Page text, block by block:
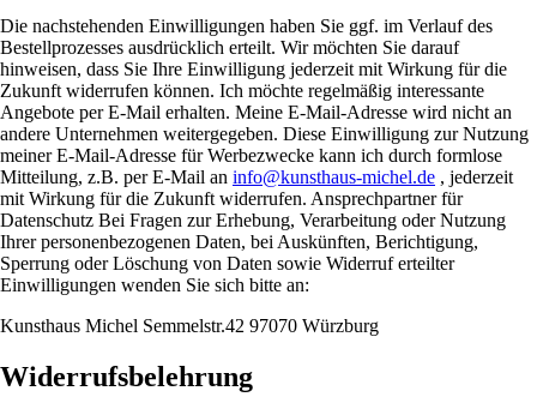
Die nachstehenden Einwilligungen haben Sie ggf. im Verlauf des
Bestellprozesses ausdrücklich erteilt. Wir möchten Sie darauf
hinweisen, dass Sie Ihre Einwilligung jederzeit mit Wirkung für die
Zukunft widerrufen können. Ich möchte regelmäßig interessante
Angebote per E-Mail erhalten. Meine E-Mail-Adresse wird nicht an
andere Unternehmen weitergegeben. Diese Einwilligung zur Nutzung
meiner E-Mail-Adresse für Werbezwecke kann ich durch formlose
Mitteilung, z.B. per E-Mail an info@kunsthaus-michel.de , jederzeit
mit Wirkung für die Zukunft widerrufen. Ansprechpartner für
Datenschutz Bei Fragen zur Erhebung, Verarbeitung oder Nutzung
Ihrer personenbezogenen Daten, bei Auskünften, Berichtigung,
Sperrung oder Löschung von Daten sowie Widerruf erteilter
Einwilligungen wenden Sie sich bitte an:
Kunsthaus Michel Semmelstr.42 97070 Würzburg
Widerrufsbelehrung